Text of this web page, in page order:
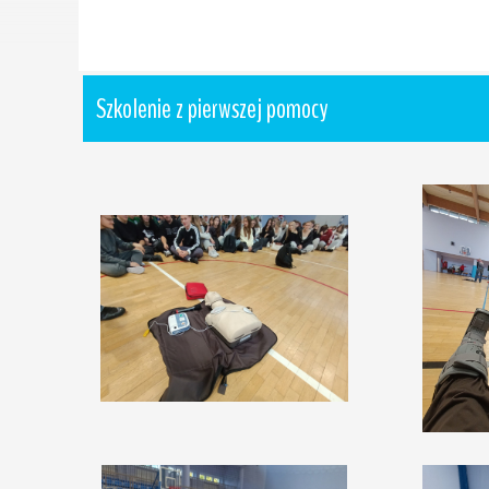
Szkolenie z pierwszej pomocy